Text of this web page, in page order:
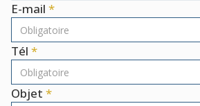
E-mail
Tél
Objet